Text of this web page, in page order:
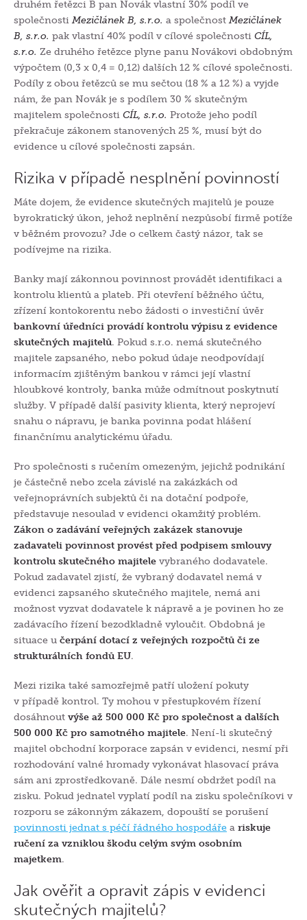
druhém řetězci B pan Novák vlastní 30% podíl ve
společnostiMezičlánek B, s.r.o. a společnostMezičlánek
B, s.r.o. pak vlastní 40% podíl v cílové společnosti CÍL,
s.r.o. Ze druhého řetězce plyne panu Novákovi obdobným
výpočtem (0,3 x 0,4 = 0,12) dalších 12 % cílové společnosti.
Podíly z obou řetězců se mu sečtou (18 % a 12 %) a vyjde
nám, že pan Novák je s podílem 30 % skutečným
majitelem společnosti CÍL, s.r.o. Protože jeho podíl
překračuje zákonem stanovených 25 %, musí být do
evidence u cílové společnosti zapsán.
Rizika v případě nesplnění povinností
Máte dojem, že evidence skutečných majitelů je pouze
byrokratický úkon, jehož neplnění nezpůsobí firmě potíže
v běžném provozu? Jde o celkem častý názor, tak se
podívejme na rizika.
Banky mají zákonnou povinnost provádět identifikaci a
kontrolu klientů a plateb. Při otevření běžného účtu,
zřízení kontokorentu nebo žádosti o investiční úvěr
bankovní úředníci provádí kontrolu výpisu z evidence
skutečných majitelů. Pokud s.r.o. nemá skutečného
majitele zapsaného, nebo pokud údaje neodpovídají
informacím zjištěným bankou v rámci její vlastní
hloubkové kontroly, banka může odmítnout poskytnutí
služby. V případě další pasivity klienta, který neprojeví
snahu o nápravu, je banka povinna podat hlášení
finančnímu analytickému úřadu.
Pro společnosti s ručením omezeným, jejichž podnikání
je částečně nebo zcela závislé na zakázkách od
veřejnoprávních subjektů či na dotační podpoře,
představuje nesoulad v evidenci okamžitý problém.
Zákon o zadávání veřejných zakázek stanovuje
zadavateli povinnost provést před podpisem smlouvy
kontrolu skutečného majitele vybraného dodavatele.
Pokud zadavatel zjistí, že vybraný dodavatel nemá v
evidenci zapsaného skutečného majitele, nemá ani
možnost vyzvat dodavatele k nápravě a je povinen ho ze
zadávacího řízení bezodkladně vyloučit. Obdobná je
situace u čerpání dotací z veřejných rozpočtů či ze
strukturálních fondů EU.
Mezi rizika také samozřejmě patří uložení pokuty
v případě kontrol. Ty mohou v přestupkovém řízení
dosáhnout výše až 500 000 Kč pro společnost a dalších
500 000 Kč pro samotného majitele. Není-li skutečný
majitel obchodní korporace zapsán v evidenci, nesmí při
rozhodování valné hromady vykonávat hlasovací práva
sám ani zprostředkovaně. Dále nesmí obdržet podíl na
zisku. Pokud jednatel vyplatí podíl na zisku společníkovi v
rozporu se zákonným zákazem, dopouští se porušení
povinnosti jednat s péčí řádného hospodáře a riskuje
ručení za vzniklou škodu celým svým osobním
majetkem.
Jak ověřit a opravit zápis v evidenci
skutečných majitelů?